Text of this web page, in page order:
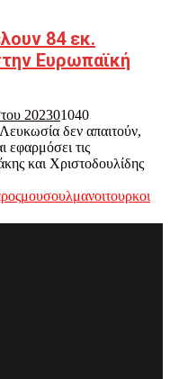
84 εκ.
Ευρωπαϊκή
202301040
δεν απαιτούν,
εφαρμόσει τις
και Χριστοδουλίδης
μουσουλμανοιτουρκοι